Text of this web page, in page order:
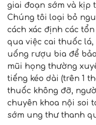
giai đoạn sớm và
Chúng tôi loại bỏ
cách xác định các
qua việc cai thuốc
uống rượu bia để
mũi họng thường
tiếng kéo dài (trên 1
thuốc không đỡ,
chuyên khoa nội soi
sớm ung thư thanh